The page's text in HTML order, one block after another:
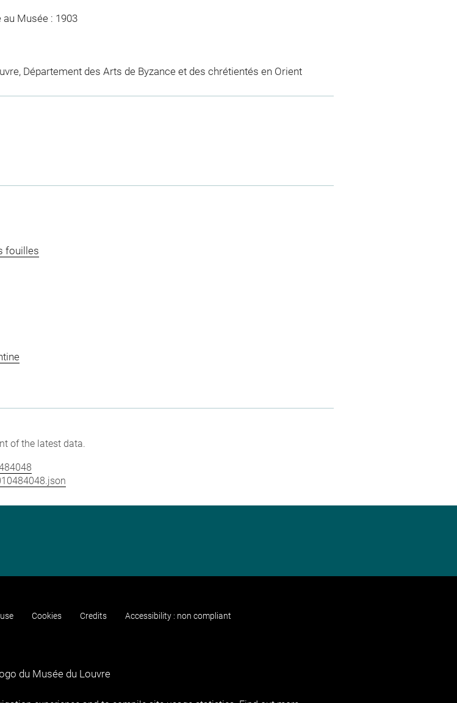
au Musée : 1903
Département des Arts de Byzance et des chrétientés en Orient
fouilles
of the latest data.
Cookies Credits Accessibility : non compliant